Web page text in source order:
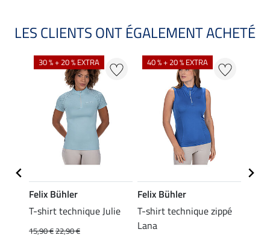
LES CLIENTS ONT ÉGALEMENT ACHETÉ
30 % + 20 % EXTRA
Felix Bühler
T-shirt technique Julie
15,90 €22,90 €
40 % + 20 % EXTRA
Felix Bühler
T-shirt technique zippé
Lana